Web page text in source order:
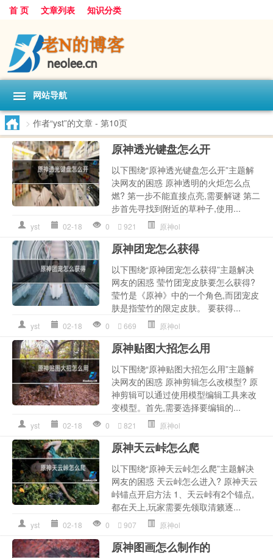
首 页 文章列表 知识分类
网站导航
> 作者“yst”的文章 - 第10页
原神透光键盘怎么开
以下围绕“原神透光键盘怎么开”主题解
决网友的困惑 原神透明的火炬怎么点
燃? 第一步不能直接点亮,需要解谜 第二
步首先寻找到附近的草种子,使用...
yst 02-18 0 921 原神ol
原神团宠怎么获得
以下围绕“原神团宠怎么获得”主题解决
网友的困惑 莹竹团宠皮肤要怎么获得?
莹竹是《原神》中的一个角色,而团宠皮
肤是指莹竹的限定皮肤。 要获得...
yst 02-18 0 669 原神ol
原神贴图大招怎么用
以下围绕“原神贴图大招怎么用”主题解
决网友的困惑 原神剪辑怎么改模型? 原
神剪辑可以通过使用模型编辑工具来改
变模型。首先,需要选择要编辑的...
yst 02-18 0 821 原神ol
原神天云峠怎么爬
以下围绕“原神天云峠怎么爬”主题解决
网友的困惑 天云峠怎么进入? 原神天云
峠锚点开启方法 1、天云峠有2个锚点,
都在天上,玩家需要先领取清籁逐...
yst 02-18 0 907 原神ol
原神图画怎么制作的